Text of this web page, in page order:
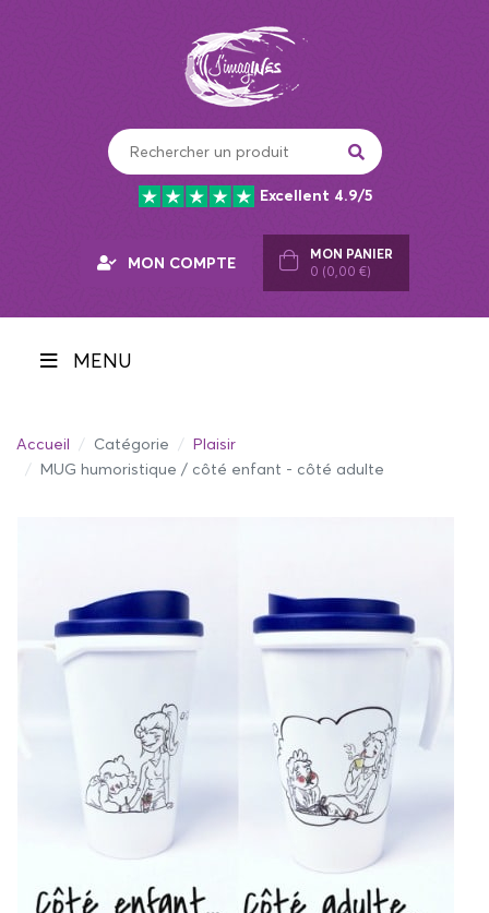
Excellent 4.9/5
MON COMPTE
MON PANIER
0 (0,00 €)
MENU
Accueil Catégorie
Plaisir
MUG humoristique / côté enfant - côté adulte